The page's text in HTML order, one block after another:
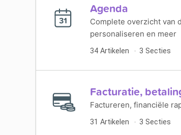
Agenda
Complete overzicht van
personaliseren en meer
34 Artikelen 3 Secties
Facturatie,
Factureren, financiële
31 Artikelen 3 Secties